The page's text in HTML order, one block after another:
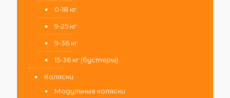
0-18 кг
9-25 кг
9-36 кг
15-36 кг (бустеры)
Коляски
Модульные коляски